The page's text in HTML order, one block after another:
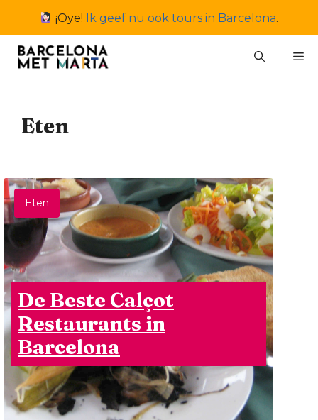
inhoud
¡Oye! Ik geef nu ook tours in Barcelona.
Eten
Eten
De Beste Calçot
Restaurants in
Barcelona